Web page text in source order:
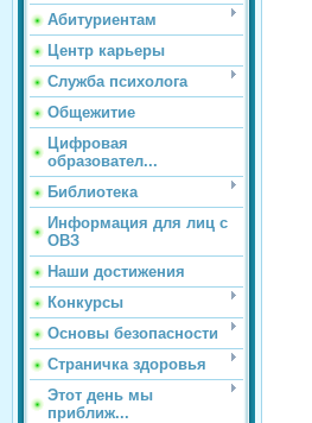
Абитуриентам
Центр карьеры
Служба психолога
Общежитие
Цифровая
образовател...
Библиотека
Информация для лиц с
ОВЗ
Наши достижения
Конкурсы
Основы безопасности
Страничка здоровья
Этот день мы
приближ...